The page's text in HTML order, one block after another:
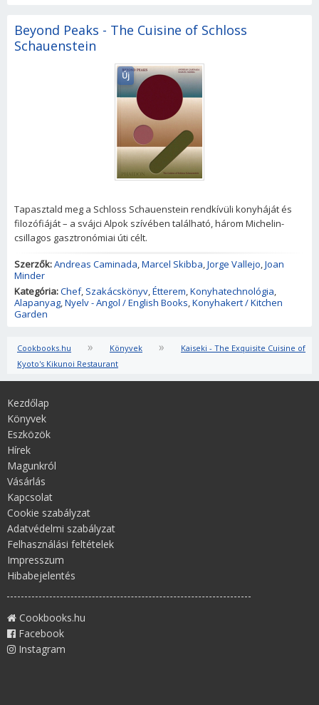
Beyond Peaks - The Cuisine of Schloss
Schauenstein
Új
Tapasztald meg a Schloss Schauenstein rendkívüli konyháját és
filozófiáját – a svájci Alpok szívében található, három Michelin-
csillagos gasztronómiai úti célt.
Szerzők:Andreas Caminada,Marcel Skibba,Jorge Vallejo,Joan
Minder
Kategória:Chef, Szakácskönyv,Étterem,Konyhatechnológia,
Alapanyag,Nyelv - Angol / English Books,Konyhakert / Kitchen
Garden
Cookbooks.hu » Könyvek »
Kaiseki - The Exquisite Cuisine of
Kyoto's Kikunoi Restaurant
Kezdőlap
Könyvek
Eszközök
Hírek
Magunkról
Vásárlás
Kapcsolat
Cookie szabályzat
Adatvédelmi szabályzat
Felhasználási feltételek
Impresszum
Hibabejelentés
Cookbooks.hu
Facebook
Instagram